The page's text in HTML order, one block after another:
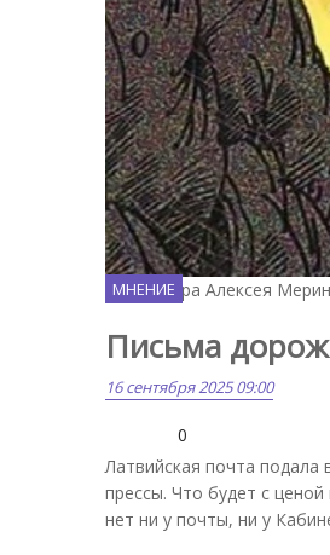
Карикатура Алексея
МНЕНИЕ
Письма
16 сентября 2025 09:00
0
Латвийская почта
прессы. Что будет с
нет ни у почты, ни у